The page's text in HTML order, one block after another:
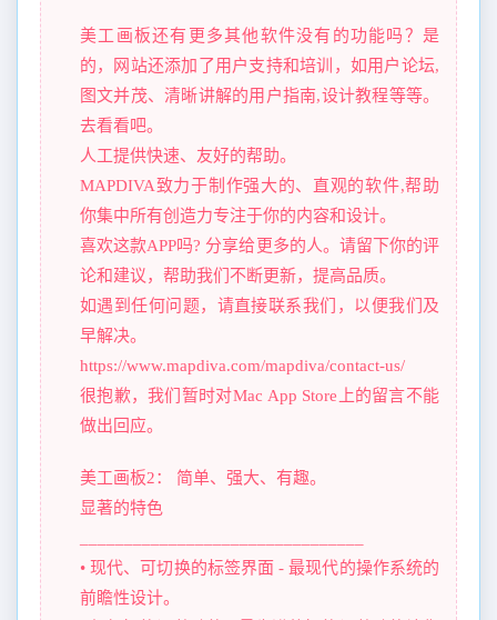
美工画板还有更多其他软件没有的功能吗？是
的，网站还添加了用户支持和培训，如用户论坛,
图文并茂、清晰讲解的用户指南,设计教程等等。
去看看吧。
人工提供快速、友好的帮助。
MAPDIVA致力于制作强大的、直观的软件,帮助
你集中所有创造力专注于你的内容和设计。
喜欢这款APP吗? 分享给更多的人。请留下你的评
论和建议，帮助我们不断更新，提高品质。
如遇到任何问题，请直接联系我们，以便我们及
早解决。
https://www.mapdiva.com/mapdiva/contact-us/
很抱歉，我们暂时对Mac App Store上的留言不能
做出回应。
美工画板2： 简单、强大、有趣。
显著的特色
• 现代、可切换的标签界面 - 最现代的操作系统的
前瞻性设计。